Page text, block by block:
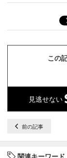
この
見逃せない
前の記事
関連キーワード